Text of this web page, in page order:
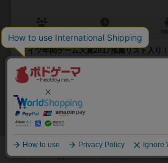
ドイツ年間ゲーム大賞2017推薦リスト入り！
めるものの大人がやっても盛り上がるゲー
るジャック・ゼメ。 ドデリドも権威あるド
276
興味あり
再入荷までお待ち